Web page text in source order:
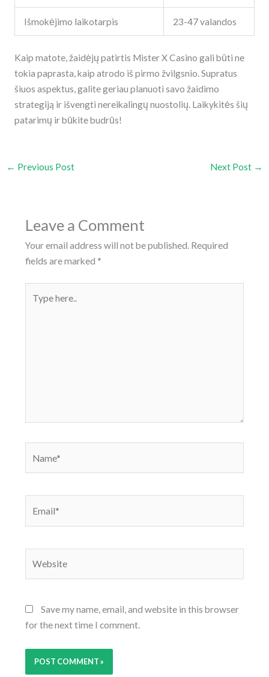
Išmokėjimo laikotarpis 23-47 valandos
Kaip matote, žaidėjų patirtis Mister X Casino gali būti ne
tokia paprasta, kaip atrodo iš pirmo žvilgsnio. Supratus
šiuos aspektus, galite geriau planuoti savo žaidimo
strategiją ir išvengti nereikalingų nuostolių. Laikykitės šių
patarimų ir būkite budrūs!
← Previous Post Next Post →
Leave a Comment
Your email address will not be published. Required
fields are marked *
here..
Save my name, email, and website in this browser
for the next time I comment.